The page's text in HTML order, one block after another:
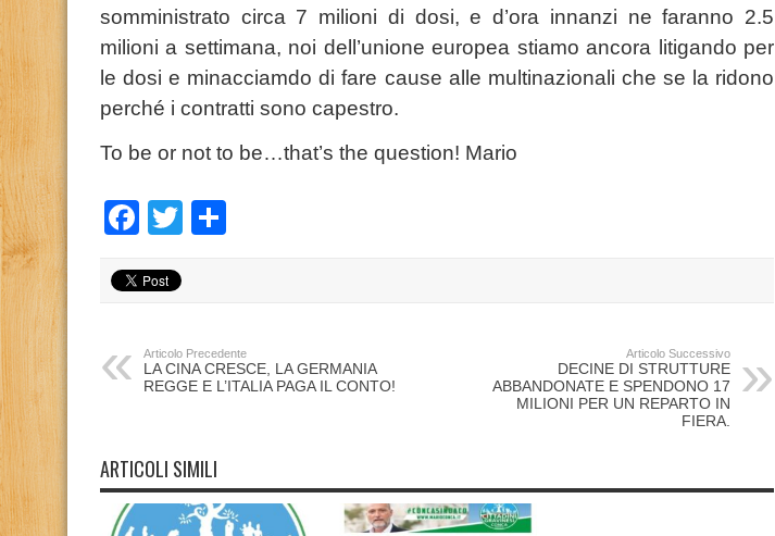
somministrato circa 7 milioni di dosi, e d’ora innanzi ne faranno 2.5
milioni a settimana, noi dell’unione europea stiamo ancora litigando per
le dosi e minacciamdo di fare cause alle multinazionali che se la ridono
perché i contratti sono capestro.
To be or not to be…that’s the question! Mario
Facebook
Twitter
Articolo Precedente
LA CINA CRESCE, LA GERMANIA
REGGE E L’ITALIA PAGA IL CONTO!
Articolo Successivo
DECINE DI STRUTTURE
ABBANDONATE E SPENDONO 17
MILIONI PER UN REPARTO IN
FIERA.
ARTICOLI SIMILI